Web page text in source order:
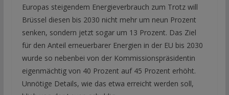
Europas steigendem Energieverbrauch zum Trotz will
Brüssel diesen bis 2030 nicht mehr um neun Prozent
senken, sondern jetzt sogar um 13 Prozent. Das Ziel
für den Anteil erneuerbarer Energien in der EU bis 2030
wurde so nebenbei von der Kommissionspräsidentin
eigenmächtig von 40 Prozent auf 45 Prozent erhöht.
Unnötige Details, wie das etwa erreicht werden soll,